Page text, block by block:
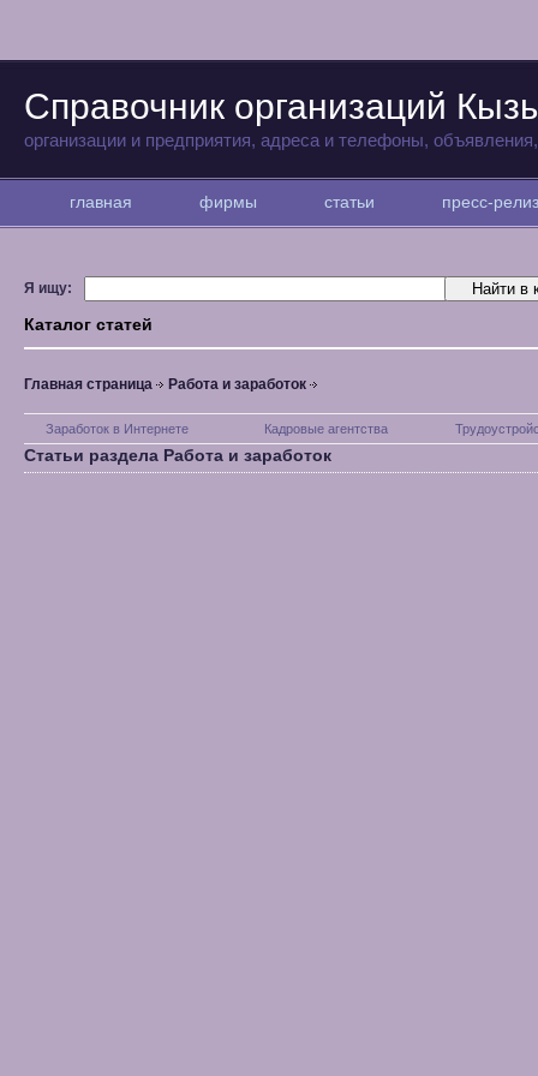
Справочник организаций
организации и предприятия, адреса и телефоны,
главная фирмы статьи пресс-
Я ищу:
Каталог статей
Главная страница Работа и заработок
Заработок в Интернете Кадровые агентства
Статьи раздела Работа и заработок